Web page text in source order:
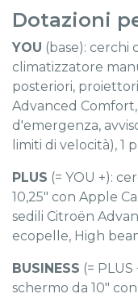
Dotazioni
YOU (base): cerchi
climatizzatore
posteriori,
Advanced
d'emergenza,
limiti di velocità), 1
PLUS (= YOU +):
10,25" con Apple
sedili Citroën
ecopelle, High
BUSINESS (=
schermo da 10"